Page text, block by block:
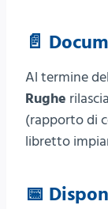
📄
Al termine
Rughe
(rapporto di
libretto
📅